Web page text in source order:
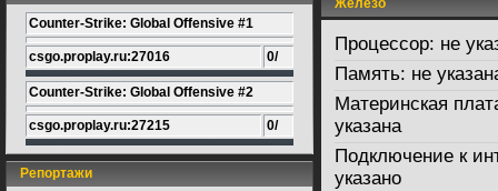
Counter-Strike: Global Offensive #1
csgo.proplay.ru:27016 0/
Counter-Strike: Global Offensive #2
csgo.proplay.ru:27215 0/
Репортажи
Железо
Процессор: не
Память: не
Материнская
указана
Подключение к
указано